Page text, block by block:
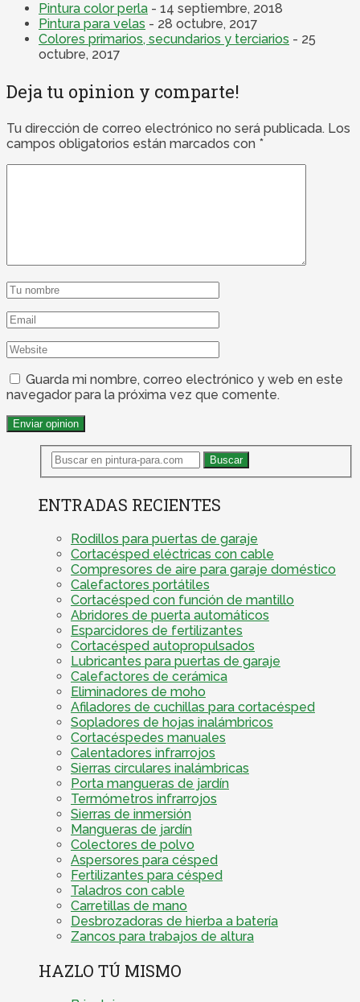
Pintura color perla - 14 septiembre, 2018
Pintura para velas - 28 octubre, 2017
Colores primarios, secundarios y terciarios - 25
octubre, 2017
Deja tu opinion y comparte!
Tu dirección de correo electrónico no será publicada. Los
campos obligatorios están marcados con *
Guarda mi nombre, correo electrónico y web en este
navegador para la próxima vez que comente.
ENTRADAS RECIENTES
Rodillos para puertas de garaje
Cortacésped eléctricas con cable
Compresores de aire para garaje doméstico
Calefactores portátiles
Cortacésped con función de mantillo
Abridores de puerta automáticos
Esparcidores de fertilizantes
Cortacésped autopropulsados
Lubricantes para puertas de garaje
Calefactores de cerámica
Eliminadores de moho
Afiladores de cuchillas para cortacésped
Sopladores de hojas inalámbricos
Cortacéspedes manuales
Calentadores infrarrojos
Sierras circulares inalámbricas
Porta mangueras de jardín
Termómetros infrarrojos
Sierras de inmersión
Mangueras de jardín
Colectores de polvo
Aspersores para césped
Fertilizantes para césped
Taladros con cable
Carretillas de mano
Desbrozadoras de hierba a batería
Zancos para trabajos de altura
HAZLO TÚ MISMO